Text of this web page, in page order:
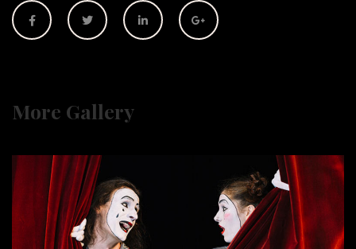
More Gallery